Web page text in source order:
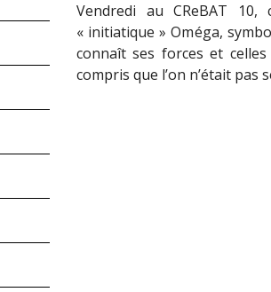
Vendredi au CReBAT 10,
« initiatique » Oméga,
connaît ses forces et
compris que l’on n’était pas